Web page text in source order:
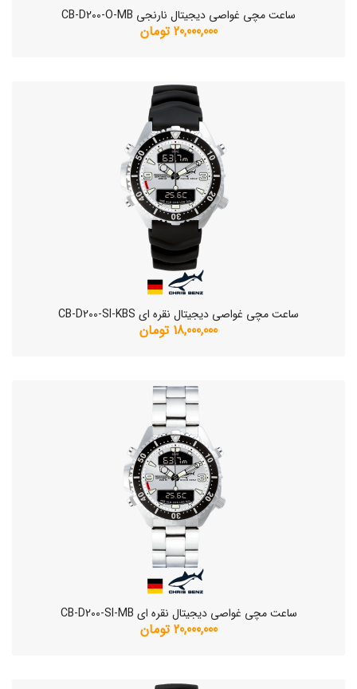
ساعت مچی غواصی دیجیتال نارنجی CB-D200-O-MB
20,000,000 تومان
ساعت مچی غواصی دیجیتال نقره ای CB-D200-SI-KBS
18,000,000 تومان
ساعت مچی غواصی دیجیتال نقره ای CB-D200-SI-MB
20,000,000 تومان